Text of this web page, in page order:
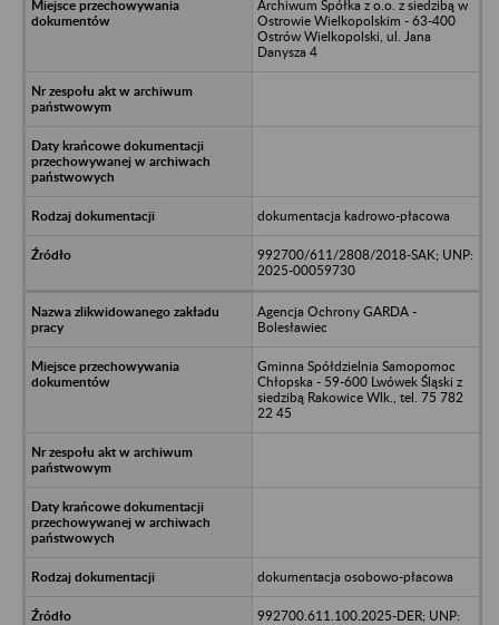
Archiwum Spółka z o.o. z siedzibą w
Ostrowie Wielkopolskim - 63-400
Ostrów Wielkopolski, ul. Jana
Danysza 4
dokumentacja kadrowo-płacowa
992700/611/2808/2018-SAK; UNP:
2025-00059730
Agencja Ochrony GARDA -
Bolesławiec
Gminna Spółdzielnia Samopomoc
Chłopska - 59-600 Lwówek Śląski z
siedzibą Rakowice Wlk., tel. 75 782
22 45
dokumentacja osobowo-płacowa
992700.611.100.2025-DER; UNP: